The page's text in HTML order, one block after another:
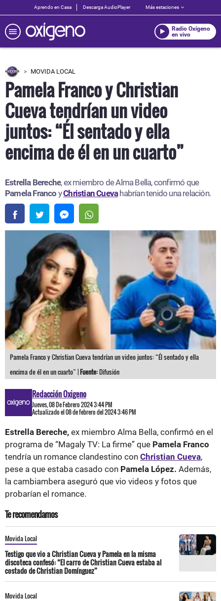
Aprendo en Casa Descarga AudioPlayer Más estaciones
Radio Oxígeno
en vivo
MOVIDA LOCAL
Pamela Franco y Christian
Cueva tendrían un video
juntos: “Él sentado y ella
encima de él en un cuarto”
Estrella Bereche, ex miembro de Alma Bella, confirmó que
Pamela Franco yChristian Cuevahabrían tenido una relación.
Pamela Franco y Christian Cueva tendrían un video juntos: “Él sentado y ella
encima de él en un cuarto” |Fuente:Difusión
Redacción Oxigeno
Jueves, 08 De Febrero 2024 3:44 PM
Actualizado el 08 de febrero del 2024 3:46 PM
Estrella Bereche, ex miembro Alma Bella, confirmó en el
programa de “Magaly TV: La firme” que Pamela Franco
tendría un romance clandestino con Christian Cueva,
pese a que estaba casado con Pamela López. Además,
la cambiambera aseguró que vio videos y fotos que
probarían el romance.
Te recomendamos
Movida Local
Testigo que vio a Christian Cueva y Pamela en la misma
discoteca confesó: “El carro de Christian Cueva estaba al
costado de Christian Domínguez”
Movida Local